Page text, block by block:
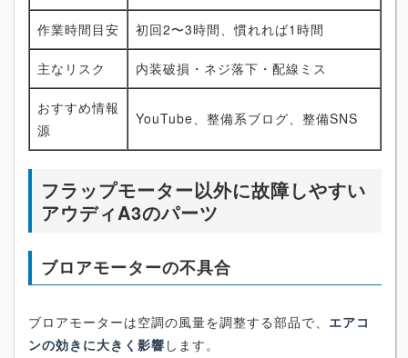
作業時間目安 初回2〜3時間、慣れれば1時間
主なリスク 内装破損・ネジ落下・配線ミス
おすすめ情報
源
YouTube、整備系ブログ、整備SNS
フラップモーター以外に故障しやすい
アウディA3のパーツ
ブロアモーターの不具合
ブロアモーターは空調の風量を調整する部品で、 エアコ
ンの効きに大きく影響 します。